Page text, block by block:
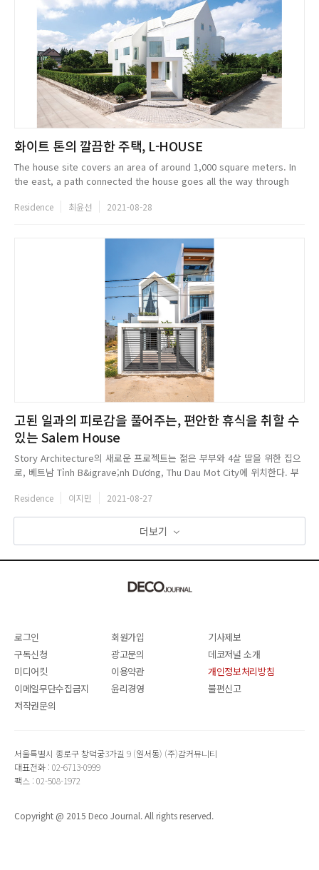
화이트 톤의 깔끔한 주택, L-HOUSE
The house site covers an area of around 1,000 square meters. In
the east, a path connected the house goes all the way through
branches are...
Residence 최윤선 2021-08-28
고된 일과의 피로감을 풀어주는, 편안한 휴식을 취할 수
있는 Salem House
Story Architecture의 새로운 프로젝트는 젊은 부부와 4살 딸을 위한 집으
로, 베트남 Tỉnh B&igrave;nh Dương, Thu Dau Mot City에 위치한다. 부
레스를 덜어줄 수 있는 공간을 원했다. 이에 스튜디오는 나무들이 많고 통풍
이 잘되는 공간을 설계해 집...
Residence 이지민 2021-08-27
더보기
로그인 회원가입
기사제보
구독신청
광고문의
데코저널 소개
미디어킷
이용약관
개인정보처리방침
이메일무단수집금지
윤리경영
불편신고
저작권문의
서울특별시 종로구 창덕궁3가길 9 (원서동) (주)감커뮤니티
대표전화 : 02-6713-0999
팩스 : 02-508-1972
Copyright @ 2015 Deco Journal. All rights reserved.